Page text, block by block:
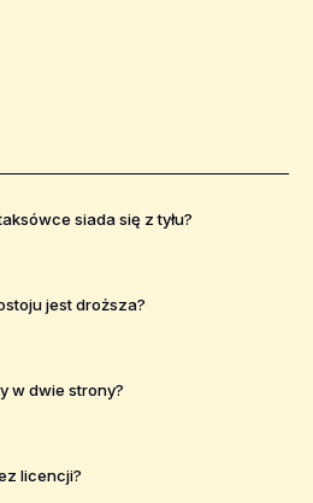
siada się z tyłu?
jest droższa?
w dwie strony?
licencji?